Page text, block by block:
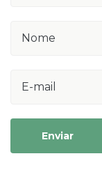
Enviar